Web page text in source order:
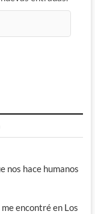
nos hace humanos
encontré en Los